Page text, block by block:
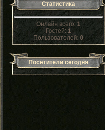
Статистика
Онлайн всего: 1
Гостей: 1
Пользователей: 0
Посетители сегодня